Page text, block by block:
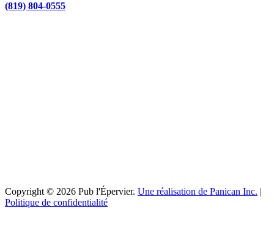
(819) 804-0555
Copyright © 2026 Pub l'Épervier. Une réalisation de Panican Inc. |
Politique de confidentialité